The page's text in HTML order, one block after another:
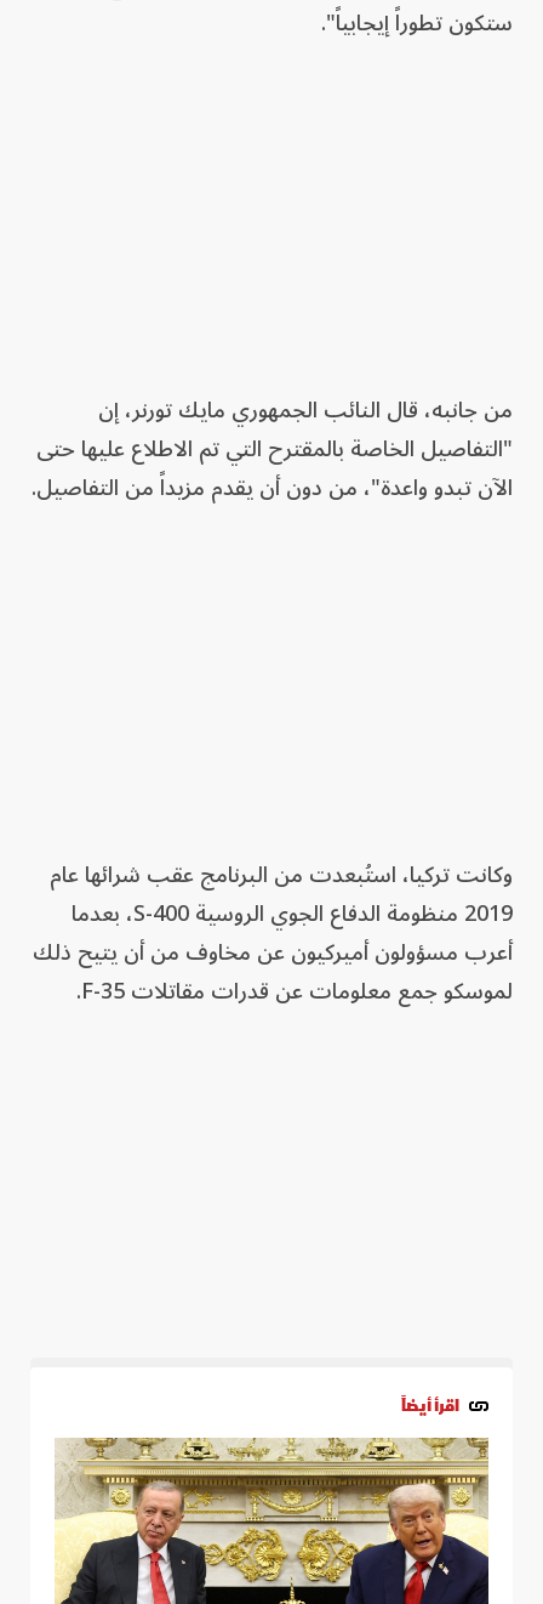
ستكون تطوراً إيجابياً".
من جانبه، قال النائب الجمهوري مايك تورنر، إن
"التفاصيل الخاصة بالمقترح التي تم الاطلاع عليها حتى
الآن تبدو واعدة"، من دون أن يقدم مزيداً من التفاصيل.
وكانت تركيا، استُبعدت من البرنامج عقب شرائها عام
2019 منظومة الدفاع الجوي الروسية S-400، بعدما
أعرب مسؤولون أميركيون عن مخاوف من أن يتيح ذلك
لموسكو جمع معلومات عن قدرات مقاتلات F-35.
اقرأ أيضاً